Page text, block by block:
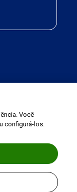
Você
configurá-los.